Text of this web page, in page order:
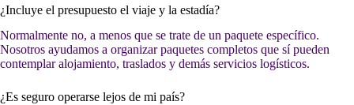
¿Incluye el presupuesto el viaje y la estadía?
Normalmente no, a menos que se trate de un paquete específico.
Nosotros ayudamos a organizar paquetes completos que sí pueden
contemplar alojamiento, traslados y demás servicios logísticos.
¿Es seguro operarse lejos de mi país?